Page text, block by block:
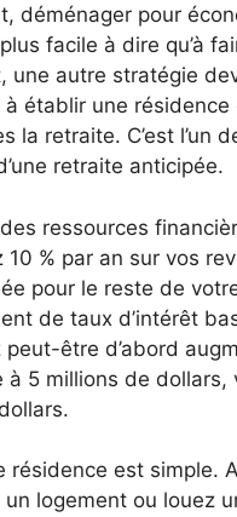
déménager pour
facile à dire qu’à
une autre stratégie
établir une résidence
la retraite. C’est l’un
retraite anticipée.
ressources
10 % par an sur vos
pour le reste de
de taux d’intérêt
peut-être d’abord
à 5 millions de dollars,
résidence est simple.
un logement ou louez